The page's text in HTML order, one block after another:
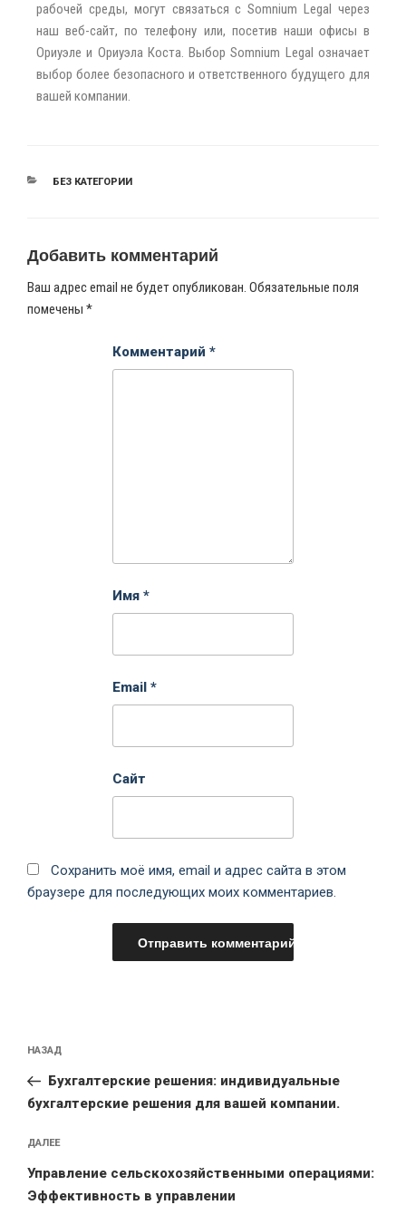
рабочей среды, могут связаться с Somnium Legal через
наш веб-сайт, по телефону или, посетив наши офисы в
Ориуэле и Ориуэла Коста. Выбор Somnium Legal означает
выбор более безопасного и ответственного будущего для
вашей компании.
БЕЗ КАТЕГОРИИ
Добавить комментарий
Ваш адрес email не будет опубликован. Обязательные поля
помечены *
Комментарий *
Имя *
Email *
Сайт
Сохранить моё имя, email и адрес сайта в этом
браузере для последующих моих комментариев.
НАЗАД
Бухгалтерские решения: индивидуальные
бухгалтерские решения для вашей компании.
ДАЛЕЕ
Управление сельскохозяйственными операциями:
Эффективность в управлении